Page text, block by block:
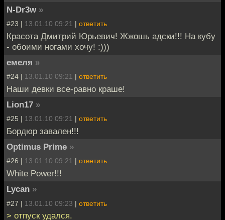
N-Dr3w »
#23 | 13.01.10 09:21 | ответить
Красота Дмитрий Юрьевич! Жжошь адски!!! На кубу
- обоими ногами хочу! :)))
емеля »
#24 | 13.01.10 09:21 | ответить
Наши девки все-равно краше!
Lion17 »
#25 | 13.01.10 09:21 | ответить
Бордюр завален!!!
Optimus Prime »
#26 | 13.01.10 09:21 | ответить
White Power!!!
Lycan »
#27 | 13.01.10 09:23 | ответить
> отпуск удался.